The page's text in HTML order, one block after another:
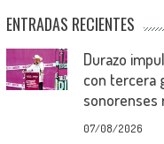
ENTRADAS RECIENTES
Durazo
con tercera
sonorenses
07/08/2026